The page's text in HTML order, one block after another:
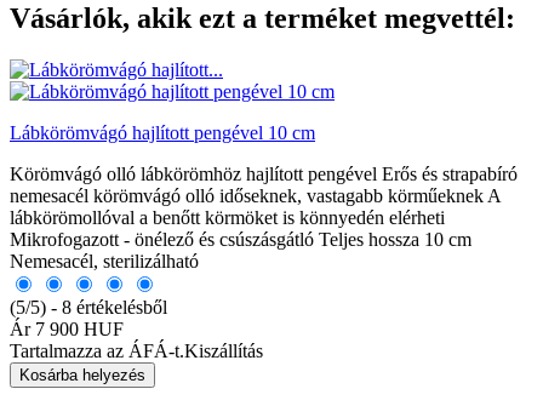
Vásárlók, akik ezt a terméket megvettél:
Lábkörömvágó hajlított pengével 10 cm
Körömvágó olló lábkörömhöz hajlított pengével Erős és strapabíró
nemesacél körömvágó olló időseknek, vastagabb körműeknek A
lábkörömollóval a benőtt körmöket is könnyedén elérheti
Mikrofogazott - önélező és csúszásgátló Teljes hossza 10 cm
Nemesacél, sterilizálható
(5/5) - 8 értékelésből
Ár 7 900 HUF
Tartalmazza az ÁFÁ-t.Kiszállítás
Kosárba helyezés